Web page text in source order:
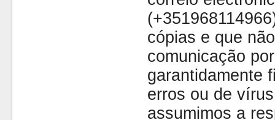
cópias e que
comunicação
garantidamente
erros ou de
assumimos a